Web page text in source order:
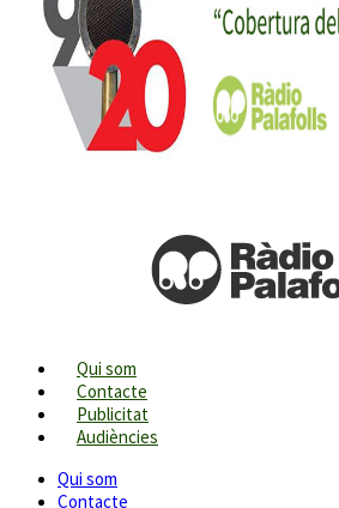
Qui som
Contacte
Publicitat
Audiències
Qui som
Contacte